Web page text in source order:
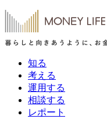
知る
考える
運用する
相談する
レポート